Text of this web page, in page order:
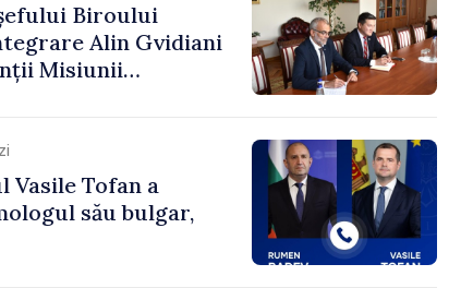
Biroului
Alin Gvidiani
Misiunii
Tofan a
său bulgar,